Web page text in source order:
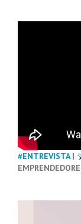
#ENTREVISTA|